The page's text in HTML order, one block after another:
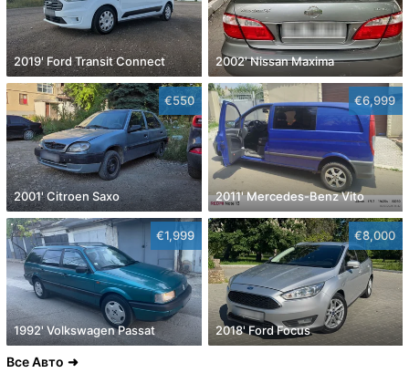
2019' Ford Transit Connect 2002' Nissan Maxima
€550
2001' Citroen Saxo
€6,999
2011' Mercedes-Benz Vito
€1,999
1992' Volkswagen Passat
€8,000
2018' Ford Focus
Все Авто